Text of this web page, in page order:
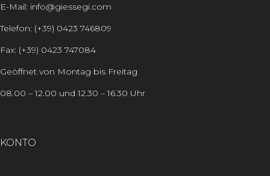
E-Mail: info@giessegi.com
Telefon: (+39) 0423 746809
Fax: (+39) 0423 747084
Geöffnet von Montag bis Freitag
08.00 – 12.00 und 12.30 – 16.30 Uhr
KONTO